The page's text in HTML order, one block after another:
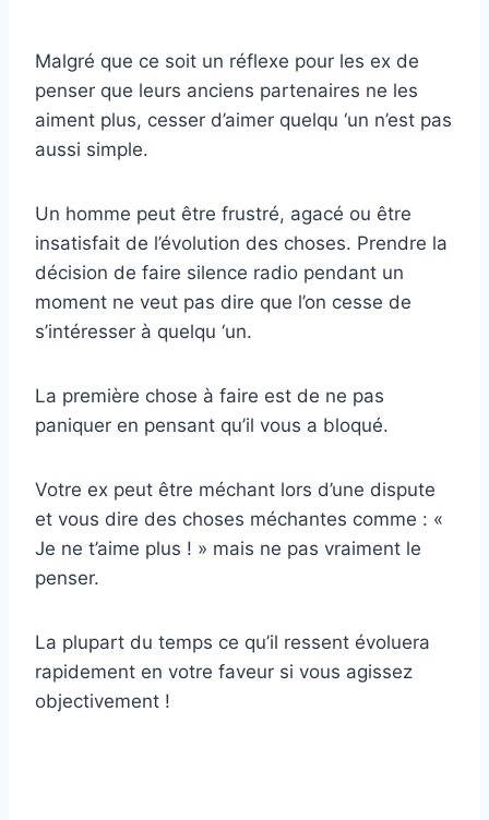
Malgré que ce soit un réflexe pour les ex de
penser que leurs anciens partenaires ne les
aiment plus, cesser d’aimer quelqu ‘un n’est pas
aussi simple.
Un homme peut être frustré, agacé ou être
insatisfait de l’évolution des choses. Prendre la
décision de faire silence radio pendant un
moment ne veut pas dire que l’on cesse de
s’intéresser à quelqu ‘un.
La première chose à faire est de ne pas
paniquer en pensant qu’il vous a bloqué.
Votre ex peut être méchant lors d’une dispute
et vous dire des choses méchantes comme : «
Je ne t’aime plus ! » mais ne pas vraiment le
penser.
La plupart du temps ce qu’il ressent évoluera
rapidement en votre faveur si vous agissez
objectivement !